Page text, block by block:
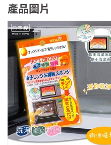
產品圖片